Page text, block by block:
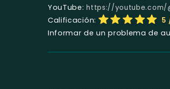
YouTube: https://youtube.com/
Calificación: 5
Informar de un problema de